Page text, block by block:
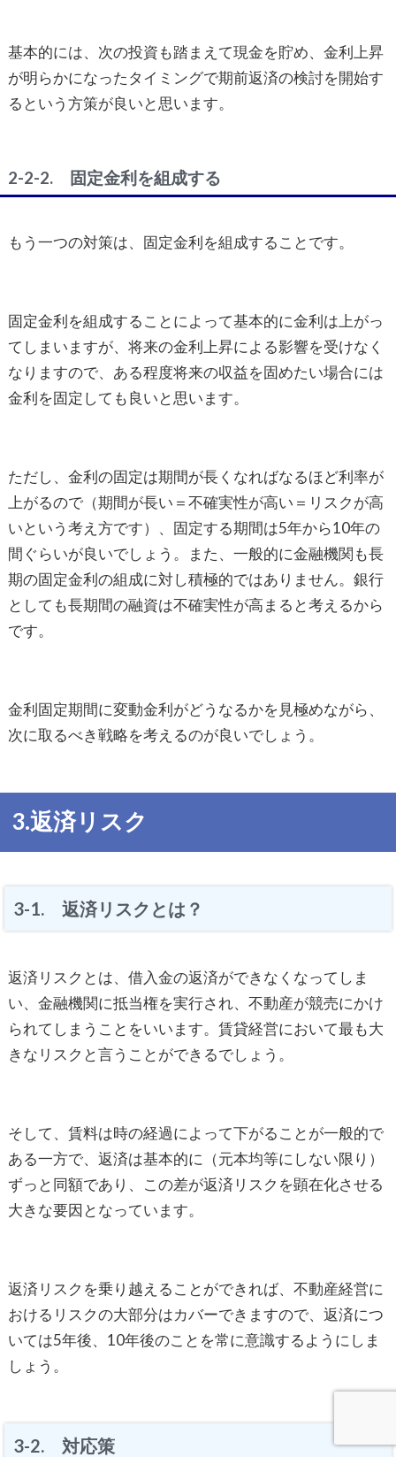
基本的には、次の投資も踏まえて現金を貯め、金利上昇
が明らかになったタイミングで期前返済の検討を開始す
るという方策が良いと思います。
2-2-2. 固定金利を組成する
もう一つの対策は、固定金利を組成することです。
固定金利を組成することによって基本的に金利は上がっ
てしまいますが、将来の金利上昇による影響を受けなく
なりますので、ある程度将来の収益を固めたい場合には
金利を固定しても良いと思います。
ただし、金利の固定は期間が長くなればなるほど利率が
上がるので（期間が長い＝不確実性が高い＝リスクが高
いという考え方です）、固定する期間は5年から10年の
間ぐらいが良いでしょう。また、一般的に金融機関も長
期の固定金利の組成に対し積極的ではありません。銀行
としても長期間の融資は不確実性が高まると考えるから
です。
金利固定期間に変動金利がどうなるかを見極めながら、
次に取るべき戦略を考えるのが良いでしょう。
3.返済リスク
3-1. 返済リスクとは？
返済リスクとは、借入金の返済ができなくなってしま
い、金融機関に抵当権を実行され、不動産が競売にかけ
られてしまうことをいいます。賃貸経営において最も大
きなリスクと言うことができるでしょう。
そして、賃料は時の経過によって下がることが一般的で
ある一方で、返済は基本的に（元本均等にしない限り）
ずっと同額であり、この差が返済リスクを顕在化させる
大きな要因となっています。
返済リスクを乗り越えることができれば、不動産経営に
おけるリスクの大部分はカバーできますので、返済につ
いては5年後、10年後のことを常に意識するようにしま
しょう。
3-2. 対応策